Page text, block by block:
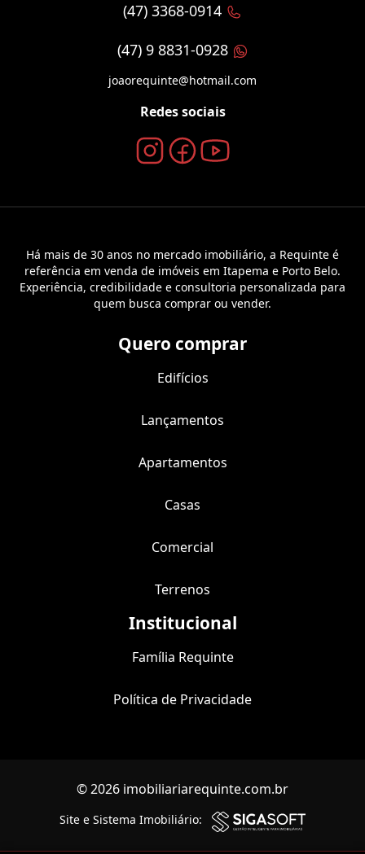
(47) 3368-0914
(47) 9 8831-0928
joaorequinte@hotmail.com
Redes sociais
Há mais de 30 anos no mercado imobiliário, a Requinte é
referência em venda de imóveis em Itapema e Porto Belo.
Experiência, credibilidade e consultoria personalizada para
quem busca comprar ou vender.
Quero comprar
Edifícios
Lançamentos
Apartamentos
Casas
Comercial
Terrenos
Institucional
Família Requinte
Política de Privacidade
© 2026 imobiliariarequinte.com.br
Site e Sistema Imobiliário: